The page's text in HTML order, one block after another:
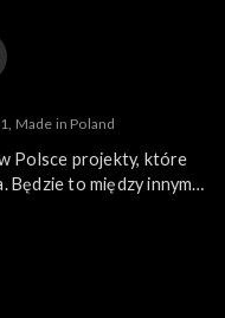
Made in Poland
Polsce projekty, które
Będzie to między innymi
test do wykrywania